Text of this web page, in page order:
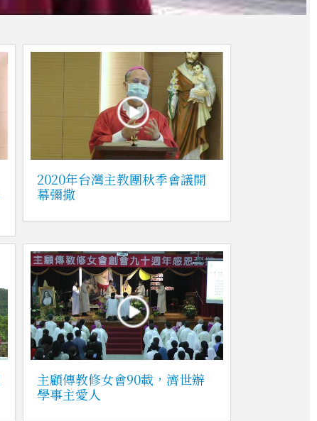
2020年台灣主教團秋季會議開
幕彌撒
主顧傳教修女會90載，濟世辦
學事主愛人